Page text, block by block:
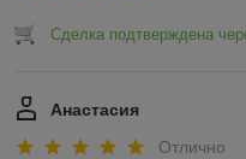
Сделка подтверждена
Анастасия
Отлично